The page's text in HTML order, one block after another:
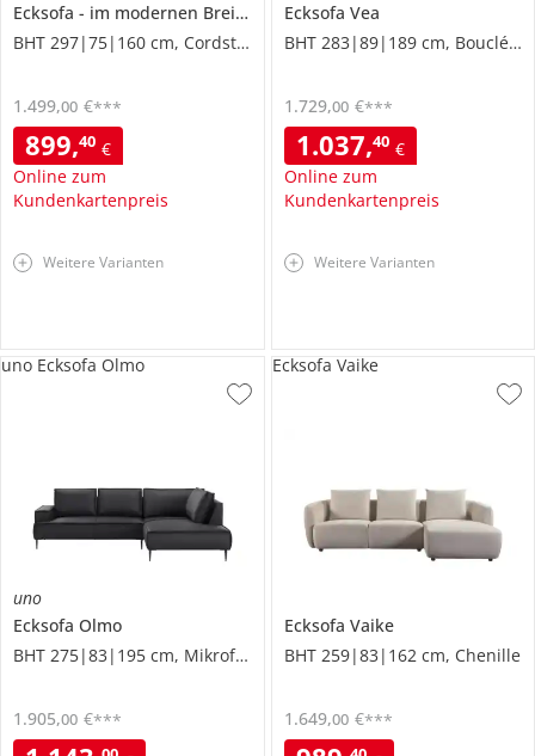
Ecksofa im modernen Breitcord
Valja
BHT 297|75|160 cm, Cordstoff grob
899,40 €
Online zum
Kundenkartenpreis
1.499,00 €***
Weitere Varianten
Ecksofa Vea
BHT 283|89|189 cm, Boucléstoff
1.037,40 €
Online zum
Kundenkartenpreis
1.729,00 €***
Weitere Varianten
uno
Ecksofa Olmo
BHT 275|83|195 cm, Mikrofaser in Leder-Optik
1.905,00 €***
uno Ecksofa Olmo
Ecksofa Vaike
BHT 259|83|162 cm, Chenille
1.649,00 €***
Ecksofa Vaike